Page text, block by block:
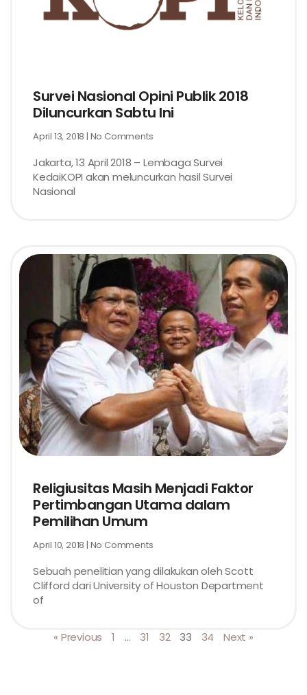
Survei Nasional Opini Publik 2018
Diluncurkan Sabtu Ini
April 13, 2018 No Comments
Jakarta, 13 April 2018 – Lembaga Survei
KedaiKOPI akan meluncurkan hasil Survei
Nasional
Religiusitas Masih Menjadi Faktor
Pertimbangan Utama dalam
Pemilihan Umum
April 10, 2018 No Comments
Sebuah penelitian yang dilakukan oleh Scott
Clifford dari University of Houston Department
of
« Previous 1 … 31 32 33 34 Next »